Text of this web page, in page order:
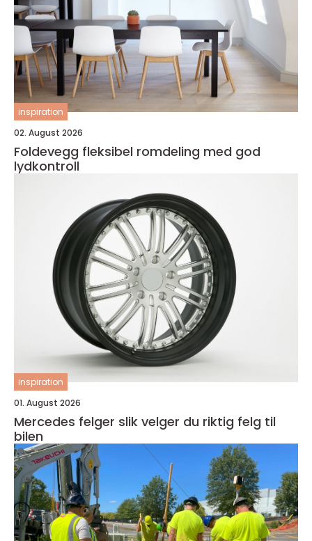
inspiration
02. August 2026
Foldevegg fleksibel romdeling med god
lydkontroll
inspiration
01. August 2026
Mercedes felger slik velger du riktig felg til
bilen